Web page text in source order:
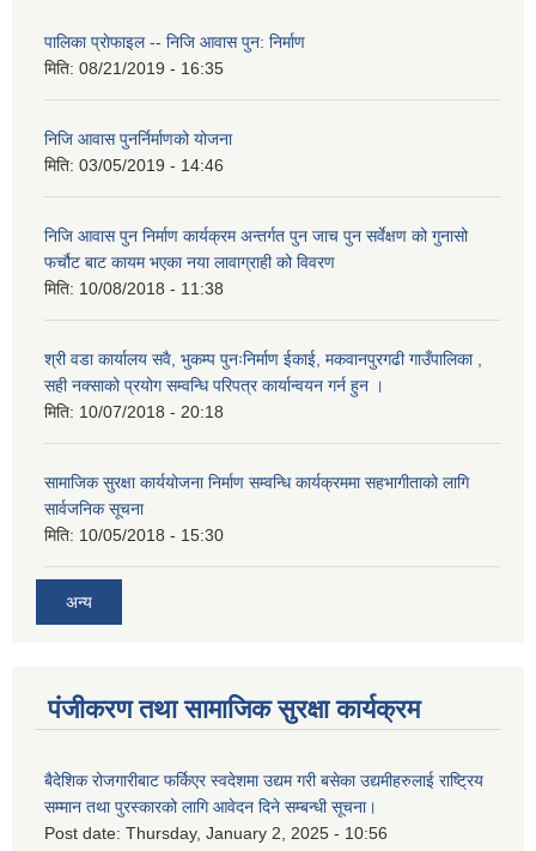
पालिका प्राेफाइल -- निजि आवास पुन: निर्माण
मिति: 08/21/2019 - 16:35
निजि आवास पुनर्निर्माणको योजना
मिति: 03/05/2019 - 14:46
निजि आवास पुन निर्माण कार्यक्रम अन्तर्गत पुन जाच पुन सर्वेक्षण को गुनासो
फर्चौट बाट कायम भएका नया लावाग्राही को विवरण
मिति: 10/08/2018 - 11:38
श्री वडा कार्यालय सवै, भुकम्प पुनःनिर्माण ईकाई, मकवानपुरगढी गाउँपालिका ,
सही नक्साको प्रयोग सम्वन्धि परिपत्र कार्यान्वयन गर्न हुन ।
मिति: 10/07/2018 - 20:18
सामाजिक सुरक्षा कार्ययोजना निर्माण सम्वन्धि कार्यक्रममा सहभागीताको लागि
सार्वजनिक सूचना
मिति: 10/05/2018 - 15:30
अन्य
पंजीकरण तथा सामाजिक सुरक्षा कार्यक्रम
बैदेशिक रोजगारीबाट फर्किएर स्वदेशमा उद्यम गरी बसेका उद्यमीहरुलाई राष्‍ट्रिय
सम्मान तथा पुरस्कारको लागि आवेदन दिने सम्बन्धी सूचना।
Post date: Thursday, January 2, 2025 - 10:56